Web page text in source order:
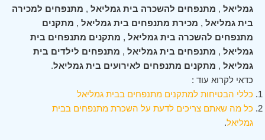
גמליאל , מתנפחים להשכרה בית גמליאל , מתנפחים למכירה
בית גמליאל , מכירת מתנפחים בית גמליאל , מתקנים
מתנפחים להשכרה בית גמליאל , מתקנים מתנפחים בית
גמליאל , מתנפחים בית גמליאל , מתנפחים לילדים בית
גמליאל , מתקנים מתנפחים לאירועים בית גמליאל.
כדאי לקרוא עוד :
כללי הבטיחות למתקנים מתנפחים בבית גמליאל
כל מה שאתם צריכים לדעת על השכרת מתנפחים בבית
גמליאל.